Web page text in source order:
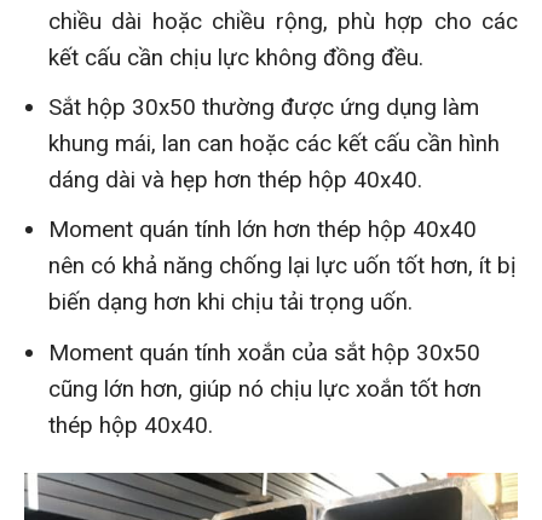
chiều dài hoặc chiều rộng, phù hợp cho các
kết cấu cần chịu lực không đồng đều.
Sắt hộp 30x50 thường được ứng dụng làm
khung mái, lan can hoặc các kết cấu cần hình
dáng dài và hẹp hơn thép hộp 40x40.
Moment quán tính lớn hơn thép hộp 40x40
nên có khả năng chống lại lực uốn tốt hơn, ít bị
biến dạng hơn khi chịu tải trọng uốn.
Moment quán tính xoắn của sắt hộp 30x50
cũng lớn hơn, giúp nó chịu lực xoắn tốt hơn
thép hộp 40x40.